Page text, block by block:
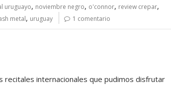
uruguayo, noviembre negro, o'connor, review crepar,
metal, uruguay 1 comentario
recitales internacionales que pudimos disfrutar